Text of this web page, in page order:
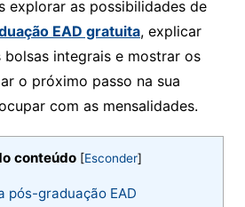
explorar as possibilidades de
EAD gratuita, explicar
integrais e mostrar os
o próximo passo na sua
com as mensalidades.
conteúdo [Esconder]
pós-graduação EAD